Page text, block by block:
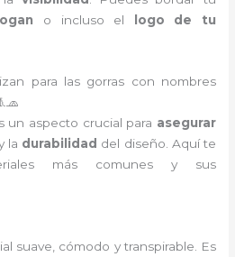
o incluso el
logo de tu
para las gorras con nombres
un aspecto crucial para asegurar
la durabilidad del diseño. Aquí te
más comunes y sus
suave, cómodo y transpirable. Es